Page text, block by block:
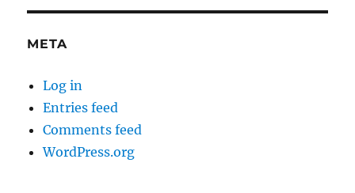
META
Log in
Entries feed
Comments feed
WordPress.org